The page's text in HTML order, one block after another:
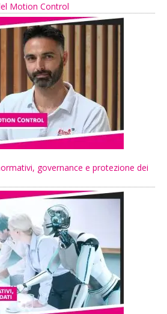
Motion Control
governance e protezione dei